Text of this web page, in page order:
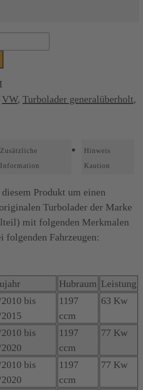
VW, Turbolader generalüberholt,
Zusätzliche
Information
Hinweis
Kaution
Produkt um einen
Turbolader der Marke
mit folgenden Merkmalen
folgenden Fahrzeugen:
Hubraum Leistung
bis
1197
ccm
63 Kw
bis
1197
ccm
77 Kw
bis
1197
ccm
77 Kw